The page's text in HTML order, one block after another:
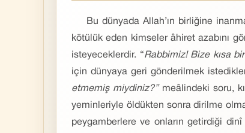
Bu dünyada Allah’ın birliğine
kötülük eden kimseler âhiret azabını
isteyeceklerdir. “Rabbimiz! Bize kısa
için dünyaya geri gönderilmek
etmemiş miydiniz?”meâlindeki soru,
yeminleriyle öldükten sonra dirilme
peygamberlere ve onların getirdiği